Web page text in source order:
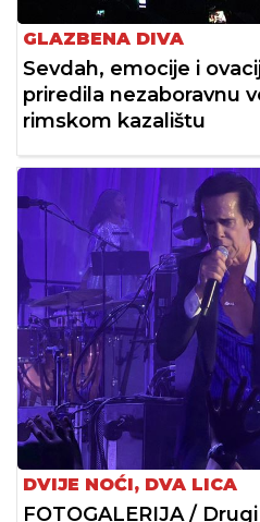
GLAZBENA DIVA
Sevdah, emocije i
priredila nezaboravnu
rimskom kazalištu
DVIJE NOĆI, DVA LICA
FOTOGALERIJA /